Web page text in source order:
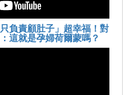
負責顧肚子」超幸福！對
這就是孕婦荷爾蒙嗎？